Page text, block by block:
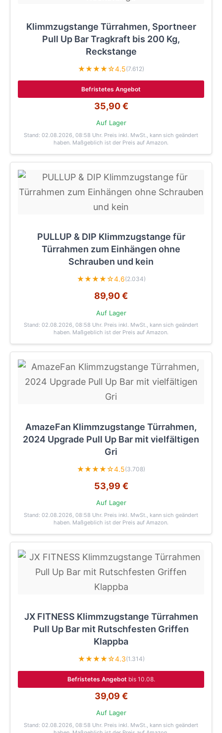
Klimmzugstange Türrahmen, Sportneer
Pull Up Bar Tragkraft bis 200 Kg,
Reckstange
★★★★☆4.5(7.612)
Befristetes Angebot
35,90 €
Auf Lager
Stand: 02.08.2026, 08:58 Uhr. Preis inkl. MwSt., kann sich geändert
haben. Maßgeblich ist der Preis auf Amazon.
PULLUP & DIP Klimmzugstange für
Türrahmen zum Einhängen ohne
Schrauben und kein
★★★★☆4.6(2.034)
89,90 €
Auf Lager
Stand: 02.08.2026, 08:58 Uhr. Preis inkl. MwSt., kann sich geändert
haben. Maßgeblich ist der Preis auf Amazon.
AmazeFan Klimmzugstange Türrahmen,
2024 Upgrade Pull Up Bar mit vielfältigen
Gri
★★★★☆4.5(3.708)
53,99 €
Auf Lager
Stand: 02.08.2026, 08:58 Uhr. Preis inkl. MwSt., kann sich geändert
haben. Maßgeblich ist der Preis auf Amazon.
JX FITNESS Klimmzugstange Türrahmen
Pull Up Bar mit Rutschfesten Griffen
Klappba
★★★★☆4.3(1.314)
Befristetes Angebot bis 10.08.
39,09 €
Auf Lager
Stand: 02.08.2026, 08:58 Uhr. Preis inkl. MwSt., kann sich geändert